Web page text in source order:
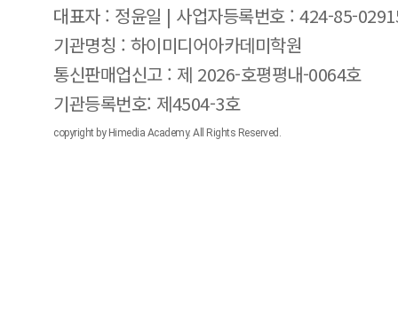
대표자 : 정윤일 | 사업자등록번호 : 424-85-
기관명칭 : 하이미디어아카데미학원
통신판매업신고 : 제 2026-호평평내-0064호
기관등록번호: 제4504-3호
copyright by Himedia Academy. All Rights Reserved.